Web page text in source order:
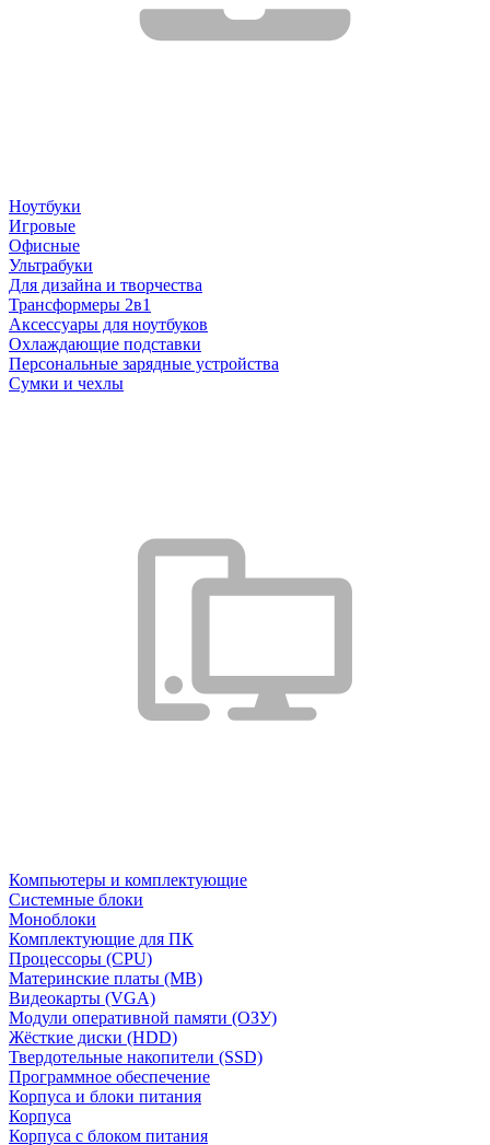
Ноутбуки
Игровые
Офисные
Ультрабуки
Для дизайна и творчества
Трансформеры 2в1
Аксессуары для ноутбуков
Охлаждающие подставки
Персональные зарядные устройства
Сумки и чехлы
Компьютеры и комплектующие
Системные блоки
Моноблоки
Комплектующие для ПК
Процессоры (CPU)
Материнские платы (MB)
Видеокарты (VGA)
Модули оперативной памяти (ОЗУ)
Жёсткие диски (HDD)
Твердотельные накопители (SSD)
Программное обеспечение
Корпуса и блоки питания
Корпуса
Корпуса с блоком питания